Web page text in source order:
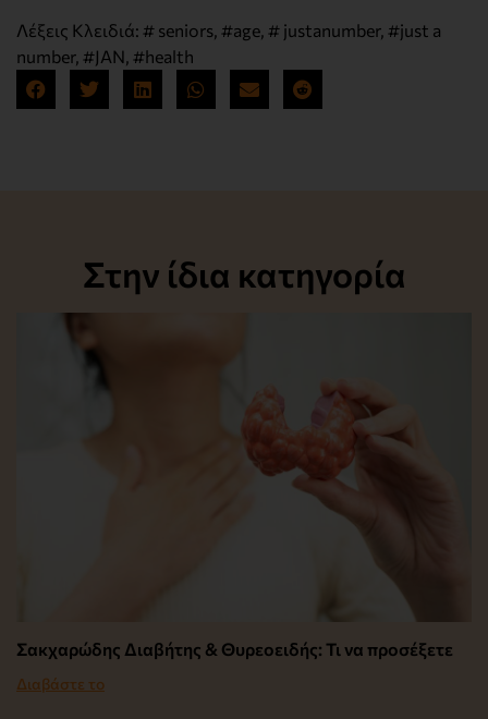
Λέξεις Κλειδιά: # seniors, #age, # justanumber, #just a
number, #JAN, #health
Στην ίδια κατηγορία
Σακχαρώδης Διαβήτης & Θυρεοειδής: Τι να προσέξετε
Διαβάστε το